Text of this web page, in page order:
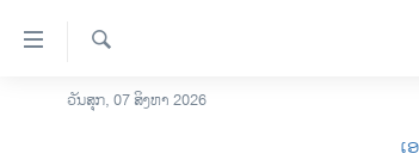
ລິ້ງ
ສຳຫລັບ
ໂຮມເພຈ
ຄົ້ນຫາ
ວັນສຸກ, 07 ສິງຫາ 2026
ເ